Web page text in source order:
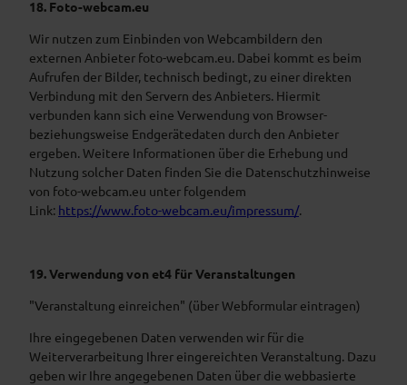
18. Foto-webcam.eu
Wir nutzen zum Einbinden von Webcambildern den
externen Anbieter foto-webcam.eu. Dabei kommt es beim
Aufrufen der Bilder, technisch bedingt, zu einer direkten
Verbindung mit den Servern des Anbieters. Hiermit
verbunden kann sich eine Verwendung von Browser-
beziehungsweise Endgerätedaten durch den Anbieter
ergeben. Weitere Informationen über die Erhebung und
Nutzung solcher Daten finden Sie die Datenschutzhinweise
von foto-webcam.eu unter folgendem
Link: https://www.foto-webcam.eu/impressum/.
19. Verwendung von et4 für Veranstaltungen
"Veranstaltung einreichen" (über Webformular eintragen)
Ihre eingegebenen Daten verwenden wir für die
Weiterverarbeitung Ihrer eingereichten Veranstaltung. Dazu
geben wir Ihre angegebenen Daten über die webbasierte